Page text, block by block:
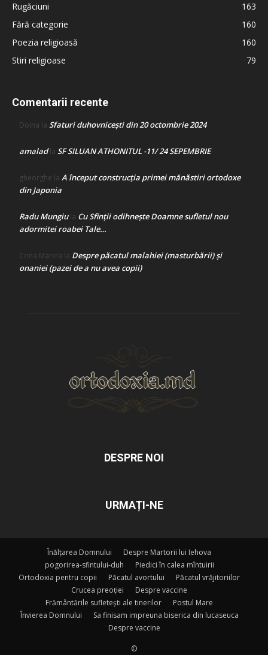
Rugăciuni
163
Fără categorie
160
Poezia religioasă
160
Stiri religioase
79
Comentarii recente
Doina la Sfaturi duhovnicești din 20 octombrie 2024
amaladla SF SILUAN ATHONITUL -11/ 24 SEPEMBRIE
gheorghe la A început construcţia primei mănăstiri ortodoxe
din Japonia
Radu Mungiula Cu Sfinții odihnește Doamne sufletul nou
adormitei roabei Tale…
Crina Marina la Despre păcatul malahiei (masturbării) şi
onaniei (pazei de a nu avea copii)
DESPRE NOI
URMAȚI-NE
Înălțarea Domnului
Despre Martorii lui Iehova
pogorirea-sfintului-duh
Piedici în calea mîntuirii
Ortodoxia pentru copii
Păcatul avortului
Păcatul vrăjitoriilor
Crucea preoției
Despre vaccine
Frământările sufletești ale tinerilor
Postul Mare
Învierea Domnului
Sa finisam impreuna biserica din lucaseuca
Despre vaccine
©